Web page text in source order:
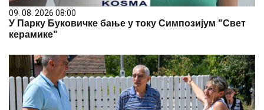
09. 08. 2026 08:00
У Парку Буковичке бање у току Симпозијум "Свет
керамике"